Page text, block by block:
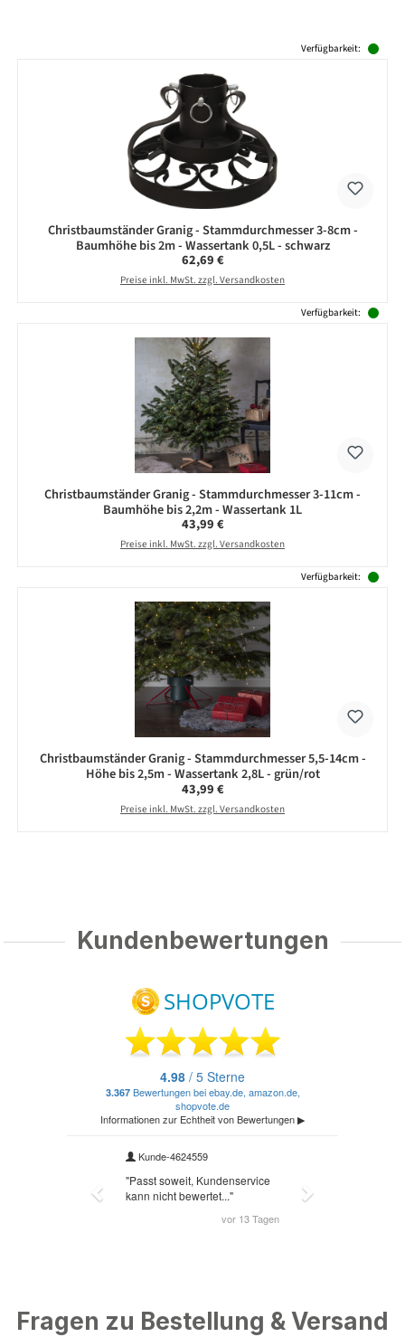
Verfügbarkeit:
Christbaumständer Granig - Stammdurchmesser 3-8cm -
Baumhöhe bis 2m - Wassertank 0,5L - schwarz
Regulärer Preis:
62,69 €
Preise inkl. MwSt. zzgl. Versandkosten
Verfügbarkeit:
Christbaumständer Granig - Stammdurchmesser 3-11cm -
Baumhöhe bis 2,2m - Wassertank 1L
Regulärer Preis:
43,99 €
Preise inkl. MwSt. zzgl. Versandkosten
Verfügbarkeit:
Christbaumständer Granig - Stammdurchmesser 5,5-14cm -
Höhe bis 2,5m - Wassertank 2,8L - grün/rot
Regulärer Preis:
43,99 €
Preise inkl. MwSt. zzgl. Versandkosten
Kundenbewertungen
Fragen zu Bestellung & Versand